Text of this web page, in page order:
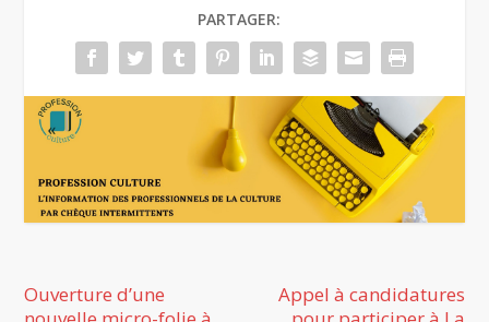
PARTAGER:
Ouverture d’une
Appel à candidatures